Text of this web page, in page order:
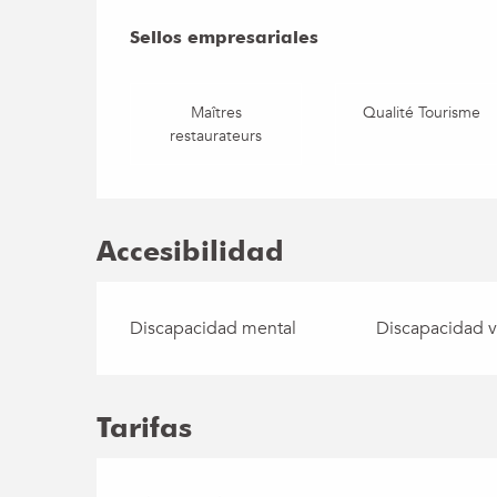
Oferta de
Sellos empresariales
Sellos empresariales
Maîtres
restaurateurs
Qualité Tourisme
Accesibilidad
Discapacidad mental Discapacidad
Tarifas